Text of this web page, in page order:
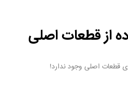
از قطعات اصلی
قطعات اصلی وجود ندارد!